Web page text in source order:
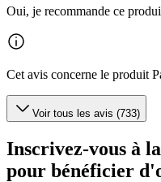
Oui, je recommande ce
Cet avis concerne le produit
Voir tous les avis (733)
Inscrivez-vous à
pour bénéficier